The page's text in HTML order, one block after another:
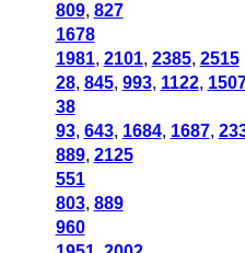
809, 827
1678
1981, 2101, 2385, 2515
28, 845, 993, 1122,
38
93, 643, 1684, 1687,
889, 2125
551
803, 889
960